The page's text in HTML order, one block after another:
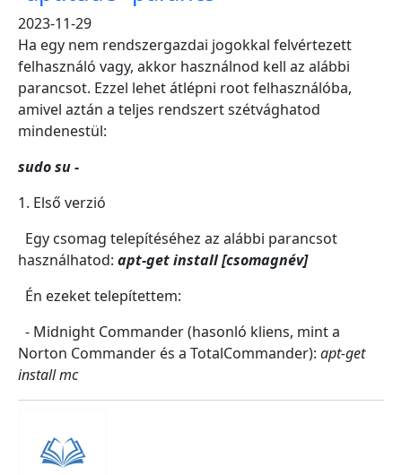
2023-11-29
Ha egy nem rendszergazdai jogokkal felvértezett
felhasználó vagy, akkor használnod kell az alábbi
parancsot. Ezzel lehet átlépni root felhasználóba,
amivel aztán a teljes rendszert szétvághatod
mindenestül:
sudo su -
1. Első verzió
Egy csomag telepítéséhez az alábbi parancsot
használhatod: apt-get install [csomagnév]
Én ezeket telepítettem:
- Midnight Commander (hasonló kliens, mint a
Norton Commander és a TotalCommander): apt-get
install mc